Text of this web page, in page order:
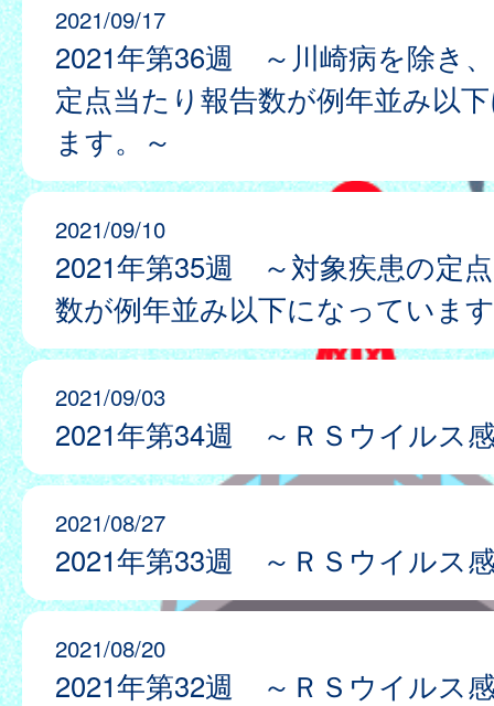
2021/09/17
2021年第36週 ～川崎病を除き
定点当たり報告数が例年並み以
ます。～
2021/09/10
2021年第35週 ～対象疾患の定
数が例年並み以下になっていま
2021/09/03
2021年第34週 ～ＲＳウイルス
2021/08/27
2021年第33週 ～ＲＳウイルス
2021/08/20
2021年第32週 ～ＲＳウイルス